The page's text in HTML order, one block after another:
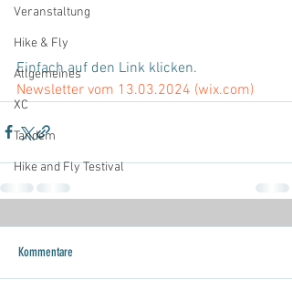
Veranstaltung
Hike & Fly
Allgemeines
XC
Tandem
Hike and Fly Testival
Einfach auf den Link klicken.
Newsletter vom 13.03.2024 (wix.com)
Kommentare